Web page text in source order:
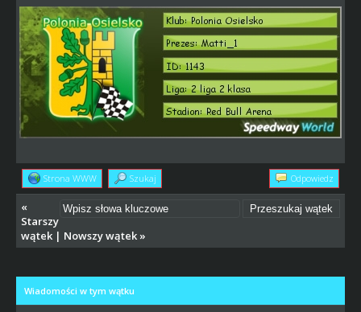
Strona WWW Szukaj Odpowiedz
«
Starszy
wątek| Nowszy wątek»
Wiadomości w tym wątku